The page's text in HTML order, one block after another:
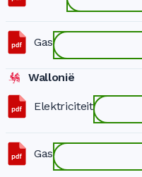
Gas
Wallonië
Elektriciteit
Gas